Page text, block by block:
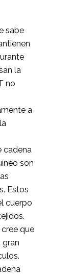
sabe
la
no
a
cadena
son
Estos
cuerpo
que
gran